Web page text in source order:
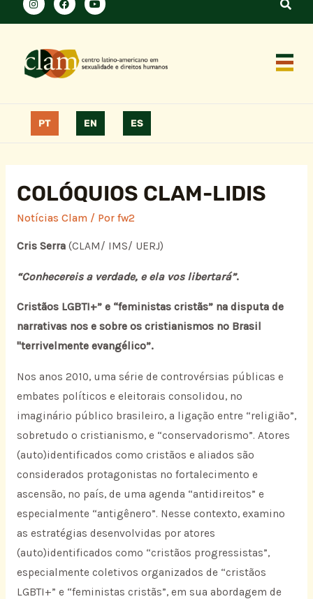
PT EN ES
COLÓQUIOS CLAM-LIDIS
Notícias Clam/ Por fw2
Cris Serra(CLAM/ IMS/ UERJ)
“Conhecereis a verdade, e ela vos libertará”.
Cristãos LGBTI+” e “feministas cristãs” na disputa de
narrativas nos e sobre os cristianismos no Brasil
"terrivelmente evangélico”.
Nos anos 2010, uma série de controvérsias públicas e
embates políticos e eleitorais consolidou, no
imaginário público brasileiro, a ligação entre “religião”,
sobretudo o cristianismo, e “conservadorismo”. Atores
(auto)identificados como cristãos e aliados são
considerados protagonistas no fortalecimento e
ascensão, no país, de uma agenda “antidireitos” e
especialmente “antigênero”. Nesse contexto, examino
as estratégias desenvolvidas por atores
(auto)identificados como “cristãos progressistas”,
especialmente coletivos organizados de “cristãos
LGBTI+” e “feministas cristãs”, em sua abordagem de